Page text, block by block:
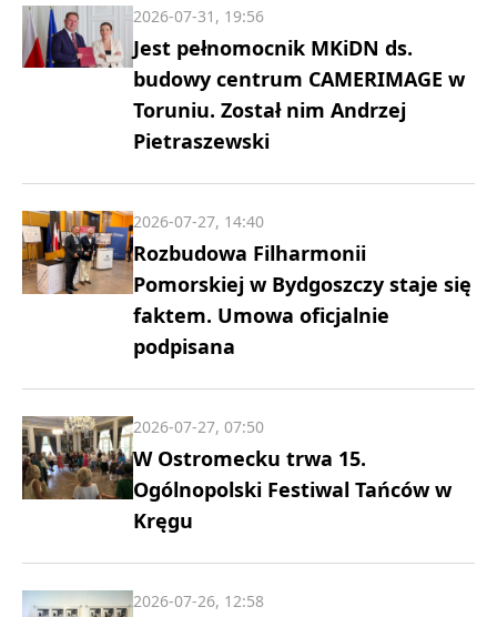
Jest pełnomocnik MKiDN ds.
budowy centrum CAMERIMAGE w
Toruniu. Został nim Andrzej
Pietraszewski
2026-07-31, 19:56
Rozbudowa Filharmonii
Pomorskiej w Bydgoszczy staje się
faktem. Umowa oficjalnie
podpisana
2026-07-27, 14:40
W Ostromecku trwa 15.
Ogólnopolski Festiwal Tańców w
Kręgu
2026-07-27, 07:50
2026-07-26, 12:58